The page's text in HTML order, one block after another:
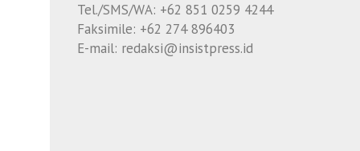
Tel./SMS/WA: +62 851 0259 4244
Faksimile: +62 274 896403
E-mail: redaksi@insistpress.id